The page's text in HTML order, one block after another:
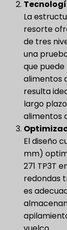
La
resorte
de tres
una
que
alimentos
resulta
largo
alimentos
El diseño
mm)
271 TP3T
redondas
es